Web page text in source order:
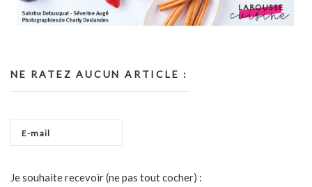
NE RATEZ AUCUN ARTICLE :
Je souhaite recevoir (ne pas tout cocher) :